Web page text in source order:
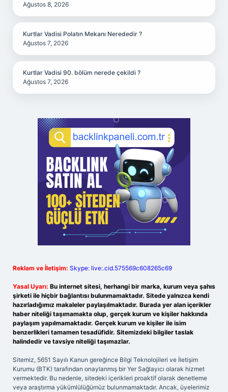
Ağustos 8, 2026
Kurtlar Vadisi Polatın Mekanı Nerededir ?
Ağustos 7, 2026
Kurtlar Vadisi 90. bölüm nerede çekildi ?
Ağustos 7, 2026
Reklam ve İletişim: Skype: live:.cid.575569c608265c69
Yasal Uyarı: Bu internet sitesi, herhangi bir marka, kurum veya şahıs
şirketi ile hiçbir bağlantısı bulunmamaktadır. Sitede yalnızca kendi
hazırladığımız makaleler paylaşılmaktadır. Burada yer alan içerikler
haber niteliği taşımamakta olup, gerçek kurum ve kişiler hakkında
paylaşım yapılmamaktadır. Gerçek kurum ve kişiler ile isim
benzerlikleri tamamen tesadüfidir. Sitemizdeki bilgiler taslak
halindedir ve tavsiye niteliği taşımazlar.
Sitemiz, 5651 Sayılı Kanun gereğince Bilgi Teknolojileri ve İletişim
Kurumu (BTK) tarafından onaylanmış bir Yer Sağlayıcı olarak hizmet
vermektedir. Bu nedenle, sitedeki içerikleri proaktif olarak denetleme
veya araştırma yükümlülüğümüz bulunmamaktadır. Ancak, üyelerimiz